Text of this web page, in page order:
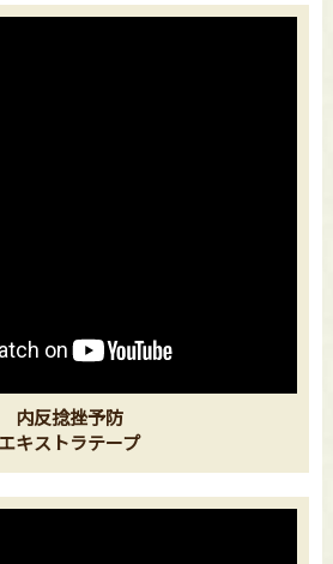
内反捻挫予防
エキストラテープ